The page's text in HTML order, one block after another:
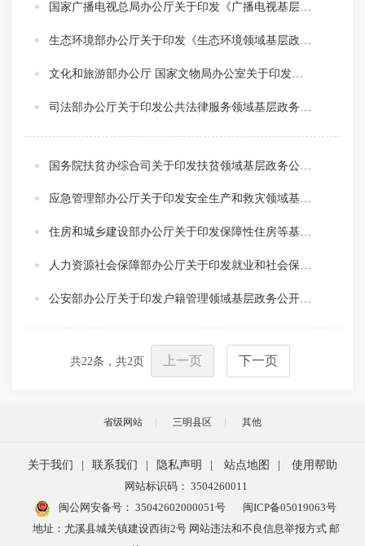
国家广播电视总局办公厅关于印发《广播电视基层政务公开标准指引》的通知
生态环境部办公厅关于印发《生态环境领域基层政务公开标准指引》的通知
文化和旅游部办公厅 国家文物局办公室关于印发《公共文化服务领域基层政务公开标准指引》的通知
应急管理部办公厅关于印发安全生产和救灾领域基层政务公开标准目录指引的通知
住房和城乡建设部办公厅关于印发保障性住房等基层政务公开标准目录的通知
共22条，共2页 上一页 下一页
省级网站 三明县区 其他
关于我们 | 联系我们 | 隐私声明 | 站点地图 |
使用帮助
网站标识码： 3504260011
闽公网安备号： 35042602000051号
闽ICP备05019063号
地址：尤溪县城关镇建设西街2号 网站违法和不良信息举报方式 邮